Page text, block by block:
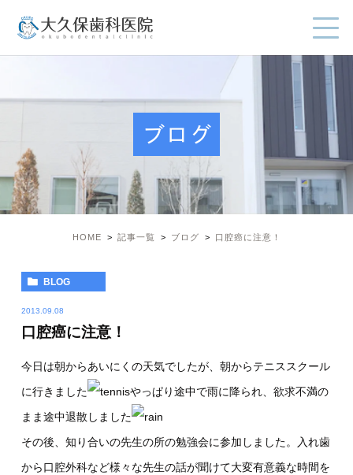
ブログ
HOME 記事一覧 ブログ 口腔癌に注意！
BLOG
2013.09.08
口腔癌に注意！
今日は朝からあいにくの天気でしたが、朝からテニススクール
に行きました
やっぱり途中で雨に降られ、欲求不満の
まま途中退散しました
その後、知り合いの先生の所の勉強会に参加しました。入れ歯
から口腔外科など様々な先生の話が聞けて大変有意義な時間を